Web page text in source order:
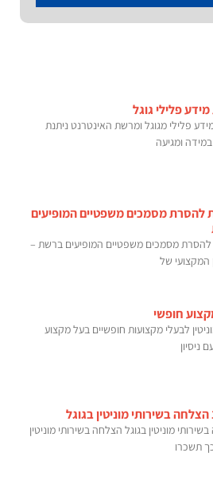
פלילי גוגל
פלילי מגוגל ומרשת האינטרנט ניתנת
במידה ומגיעה
להסרת מסמכים משפטיים המופיעים
מסמכים משפטיים המופיעים ברשת –
המקצועי של
חופשי
לבעלי מקצועות חופשיים בעל מקצוע
ניסיון
מוניטין בגוגל הצלחה בשירותי מוניטין
תשכרו